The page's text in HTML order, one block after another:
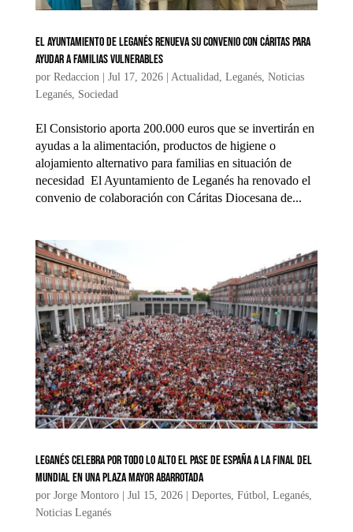
El Ayuntamiento de Leganés renueva su convenio con Cáritas para
ayudar a familias vulnerables
por Redaccion | Jul 17, 2026| Actualidad Leganés, Noticias
Leganés, Sociedad
El Consistorio aporta 200.000 euros que se invertirán en
ayudas a la alimentación, productos de higiene o
alojamiento alternativo para familias en situación de
necesidad El Ayuntamiento de Leganés ha renovado el
convenio de colaboración con Cáritas Diocesana de...
Leganés celebra por todo lo alto el pase de España a la final del
Mundial en una Plaza Mayor abarrotada
por Jorge Montoro| Jul 15, 2026| Deportes, Fútbol Leganés,
Noticias Leganés